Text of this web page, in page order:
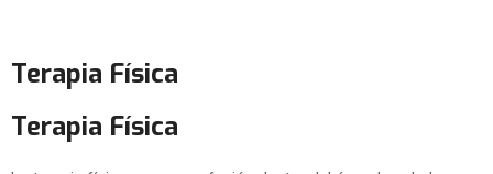
Terapia Física
Terapia Física